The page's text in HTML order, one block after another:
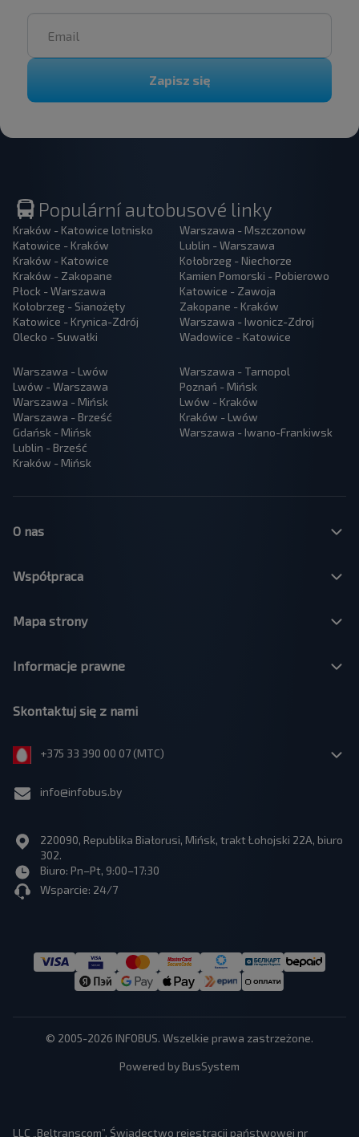
Zapisz się
Populární autobusové linky
Kraków - Katowice lotnisko
Katowice - Kraków
Kraków - Katowice
Kraków - Zakopane
Płock - Warszawa
Kołobrzeg - Sianożęty
Katowice - Krynica-Zdrój
Olecko - Suwałki
Warszawa - Mszczonow
Lublin - Warszawa
Kołobrzeg - Niechorze
Kamien Pomorski - Pobierowo
Katowice - Zawoja
Zakopane - Kraków
Warszawa - Iwonicz-Zdroj
Wadowice - Katowice
Warszawa - Lwów
Lwów - Warszawa
Warszawa - Mińsk
Warszawa - Brześć
Gdańsk - Mińsk
Lublin - Brześć
Kraków - Mińsk
Warszawa - Tarnopol
Poznań - Mińsk
Lwów - Kraków
Kraków - Lwów
Warszawa - Iwano-Frankiwsk
O nas
Współpraca
Mapa strony
Informacje prawne
Skontaktuj się z nami
+375 33 390 00 07 (МТС)
info@infobus.by
220090, Republika Białorusi, Mińsk, trakt Łohojski 22A, biuro
302.
Biuro: Pn–Pt, 9:00–17:30
Wsparcie: 24/7
© 2005-2026 INFOBUS. Wszelkie prawa zastrzeżone.
Powered by BusSystem
LLC „Beltranscom”, Świadectwo rejestracji państwowej nr